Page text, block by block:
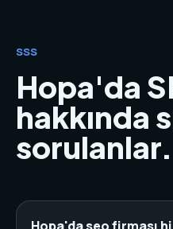
SSS
Hopa'da
hakkında
sorulanlar.